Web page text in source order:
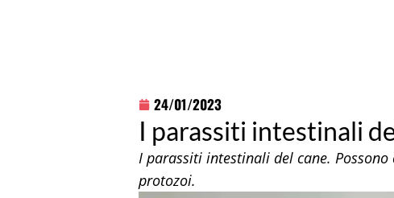
24/01/2023
I parassiti intestinali
I parassiti intestinali del cane.
protozoi.